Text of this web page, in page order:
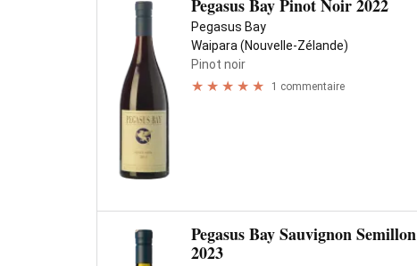
Pegasus Bay Pinot Noir 2022
Pegasus Bay
Waipara (Nouvelle-Zélande)
Pinot noir
1 commentaire
Pegasus Bay Sauvignon Semillon
2023